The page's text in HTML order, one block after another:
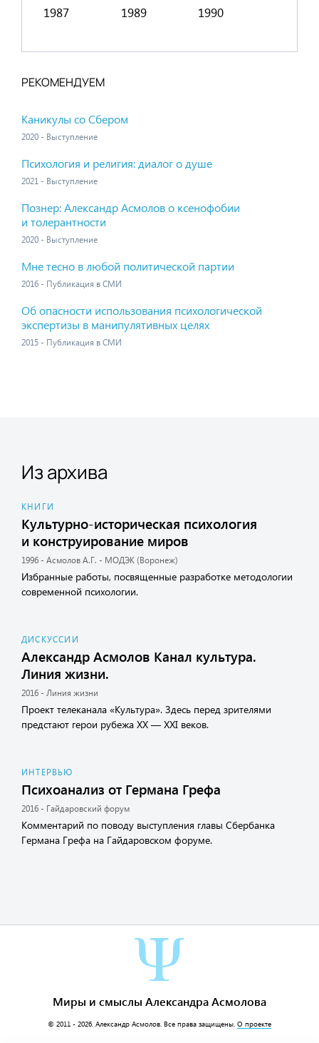
1987 1989 1990
РЕКОМЕНДУЕМ
Каникулы со Сбером
2020 - Выступление
Психология и религия: диалог о душе
2021 - Выступление
Познер: Александр Асмолов о ксенофобии
и толерантности
2020 - Выступление
Мне тесно в любой политической партии
2016 - Публикация в СМИ
Об опасности использования психологической
экспертизы в манипулятивных целях
2015 - Публикация в СМИ
Из архива
КНИГИ
Культурно-историческая психология
и конструирование миров
Избранные работы, посвященные разработке методологии
современной психологии.
1996 - Асмолов А.Г. - МОДЭК (Воронеж)
ДИСКУССИИ
Александр Асмолов Канал культура.
Линия жизни.
Проект телеканала «Культура». Здесь перед зрителями
предстают герои рубежа XX — XXI веков.
2016 - Линия жизни
ИНТЕРВЬЮ
Психоанализ от Германа Грефа
Комментарий по поводу выступления главы Сбербанка
Германа Грефа на Гайдаровском форуме.
2016 - Гайдаровский форум
Миры и смыслы Александра Асмолова
© 2011 - 2026. Александр Асмолов . Все права защищены. О проекте